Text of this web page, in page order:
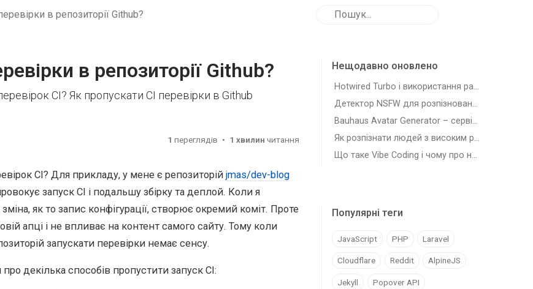
в репозиторії Github?
в репозиторії Github?
CI? Як пропускати CI перевірки в Github
1 переглядів 1 хвилин читання
CI? Для прикладу, у мене є репозиторій jmas/dev-blog
запуск CI і подальшу збірку та деплой. Коли я
як то запис конфігурації, створює окремий коміт. Проте
апці і не впливає на контент самого сайту. Тому коли
запускати перевірки немає сенсу.
декілька способів пропустити запуск CI:
Нещодавно оновлено
Hotwired Turbo і використання разом з Laravel
Детектор NSFW для розпізновання зображень з шкідливим для роботи контентом
Bauhaus Avatar Generator – сервіс для генерації автарів-плейсхолдерів
Як розпізнати людей з високим рівнем самостійності (agency)
Що таке Vibe Coding і чому про нього всі говорять
Популярні теги
JavaScript PHP Laravel
Cloudflare Reddit AlpineJS
Jekyll Popover API